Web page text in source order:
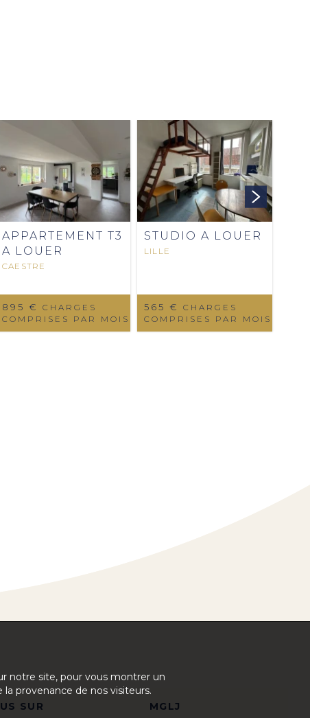
APPARTEMENT T3
A LOUER
CAESTRE
895 € CHARGES
COMPRISES PAR MOIS
STUDIO A LOUER
LILLE
565 € CHARGES
COMPRISES PAR MOIS
SUR MGLJ
notre site, pour vous montrer un
provenance de nos visiteurs.